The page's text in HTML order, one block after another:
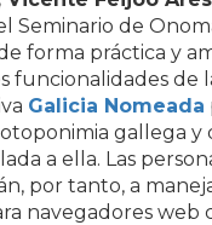
Seminario de
forma práctica y
funcionalidades de
Galicia Nomeada
gallega y
a ella. Las
por tanto, a
navegadores web